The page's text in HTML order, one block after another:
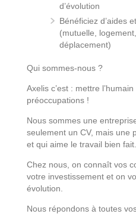
d’évolution
Bénéficiez d’aides
(mutuelle,
déplacement)
Qui sommes-nous ?
Axelis c’est : mettre
préoccupations !
Nous sommes une
seulement un CV, mais une
et qui aime le travail bien fait.
Chez nous, on connaît vos
votre investissement et on
évolution.
Nous répondons à toutes